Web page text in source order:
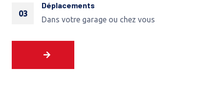
03
Déplacements
Dans votre garage ou chez vous